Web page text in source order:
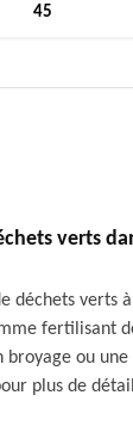
45
verts
déchets verts à
fertilisant
broyage ou une
plus de